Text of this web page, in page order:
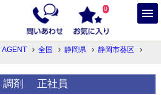
0
全国 静岡県
静岡市葵区
調剤 正社員